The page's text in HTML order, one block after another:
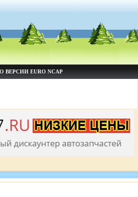
EURO NCAP